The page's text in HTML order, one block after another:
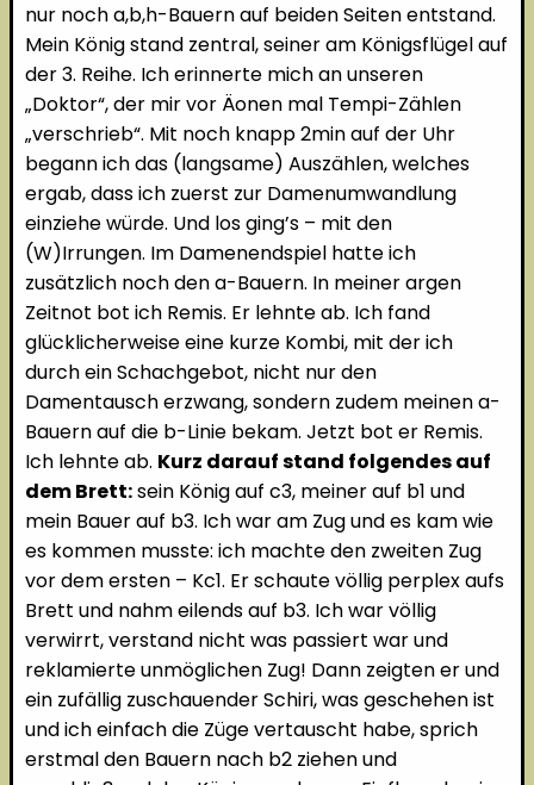
nur noch a,b,h-Bauern auf beiden Seiten entstand.
Mein König stand zentral, seiner am Königsflügel auf
der 3. Reihe. Ich erinnerte mich an unseren
„Doktor“, der mir vor Äonen mal Tempi-Zählen
„verschrieb“. Mit noch knapp 2min auf der Uhr
begann ich das (langsame) Auszählen, welches
ergab, dass ich zuerst zur Damenumwandlung
einziehe würde. Und los ging’s – mit den
(W)Irrungen. Im Damenendspiel hatte ich
zusätzlich noch den a-Bauern. In meiner argen
Zeitnot bot ich Remis. Er lehnte ab. Ich fand
glücklicherweise eine kurze Kombi, mit der ich
durch ein Schachgebot, nicht nur den
Damentausch erzwang, sondern zudem meinen a-
Bauern auf die b-Linie bekam. Jetzt bot er Remis.
Ich lehnte ab. Kurz darauf stand folgendes auf
dem Brett:sein König auf c3, meiner auf b1 und
mein Bauer auf b3. Ich war am Zug und es kam wie
es kommen musste: ich machte den zweiten Zug
vor dem ersten – Kc1. Er schaute völlig perplex aufs
Brett und nahm eilends auf b3. Ich war völlig
verwirrt, verstand nicht was passiert war und
reklamierte unmöglichen Zug! Dann zeigten er und
ein zufällig zuschauender Schiri, was geschehen ist
und ich einfach die Züge vertauscht habe, sprich
erstmal den Bauern nach b2 ziehen und